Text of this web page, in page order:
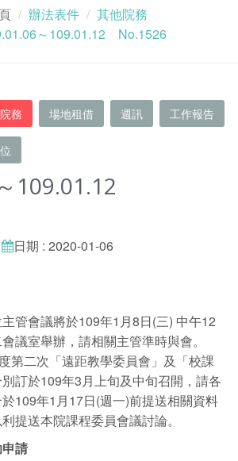
辦法表件
其他院務
～109.01.12 No.1526
務 場地租借 週訊 工作報告
109.01.12
日期 : 2020-01-06
管會議將於109年1月8日(三) 中午12
議室舉辦，請相關主管準時與會。
第二次「遠距教學委員會」及「校課
訂於109年3月上旬及中旬召開，請各
109年1月17日(週一)前提送相關資料
提送本院課程委員會議討論。
請